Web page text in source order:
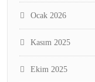
Ocak 2026
Kasım 2025
Ekim 2025